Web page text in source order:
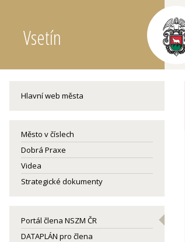
Vsetín
Hlavní web města
Město v číslech
Dobrá Praxe
Videa
Strategické dokumenty
Portál člena NSZM ČR
DATAPLÁN pro člena